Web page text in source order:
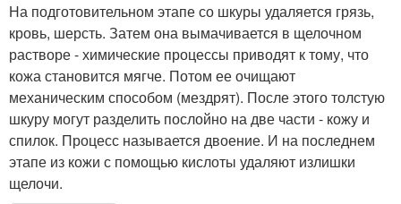
На подготовительном этапе со шкуры удаляется грязь,
кровь, шерсть. Затем она вымачивается в щелочном
растворе - химические процессы приводят к тому, что
кожа становится мягче. Потом ее очищают
механическим способом (мездрят). После этого толстую
шкуру могут разделить послойно на две части - кожу и
спилок. Процесс называется двоение. И на последнем
этапе из кожи с помощью кислоты удаляют излишки
щелочи.